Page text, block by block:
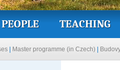
PEOPLE TEACHING
| Master programme (in Czech) |